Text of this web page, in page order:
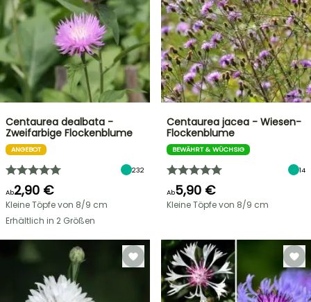
Centaurea dealbata -
Zweifarbige Flockenblume
ANGEBOT
232
Ab2,90 €
Kleine Töpfe von 8/9 cm
Erhältlich in 2 Größen
Centaurea jacea - Wiesen-
Flockenblume
BEWÄHRT & WÜCHSIG
14
Ab5,90 €
Kleine Töpfe von 8/9 cm